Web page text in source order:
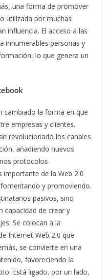
una forma de promover
utilizada por muchas
influencia. El acceso a las
innumerables personas y
lo que genera un
cambiado la forma en que
empresas y clientes.
revolucionado los canales
añadiendo nuevos
protocolos
importante de la Web 2.0
y promoviendo.
pasivos, sino
capacidad de crear y
Se colocan a la
Internet Web 2.0 que
se convierte en una
favoreciendo la
Está ligado, por un lado,